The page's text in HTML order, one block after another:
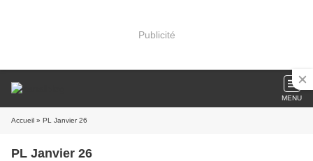
Publicité
MENU
Accueil » PL Janvier 26
PL Janvier 26